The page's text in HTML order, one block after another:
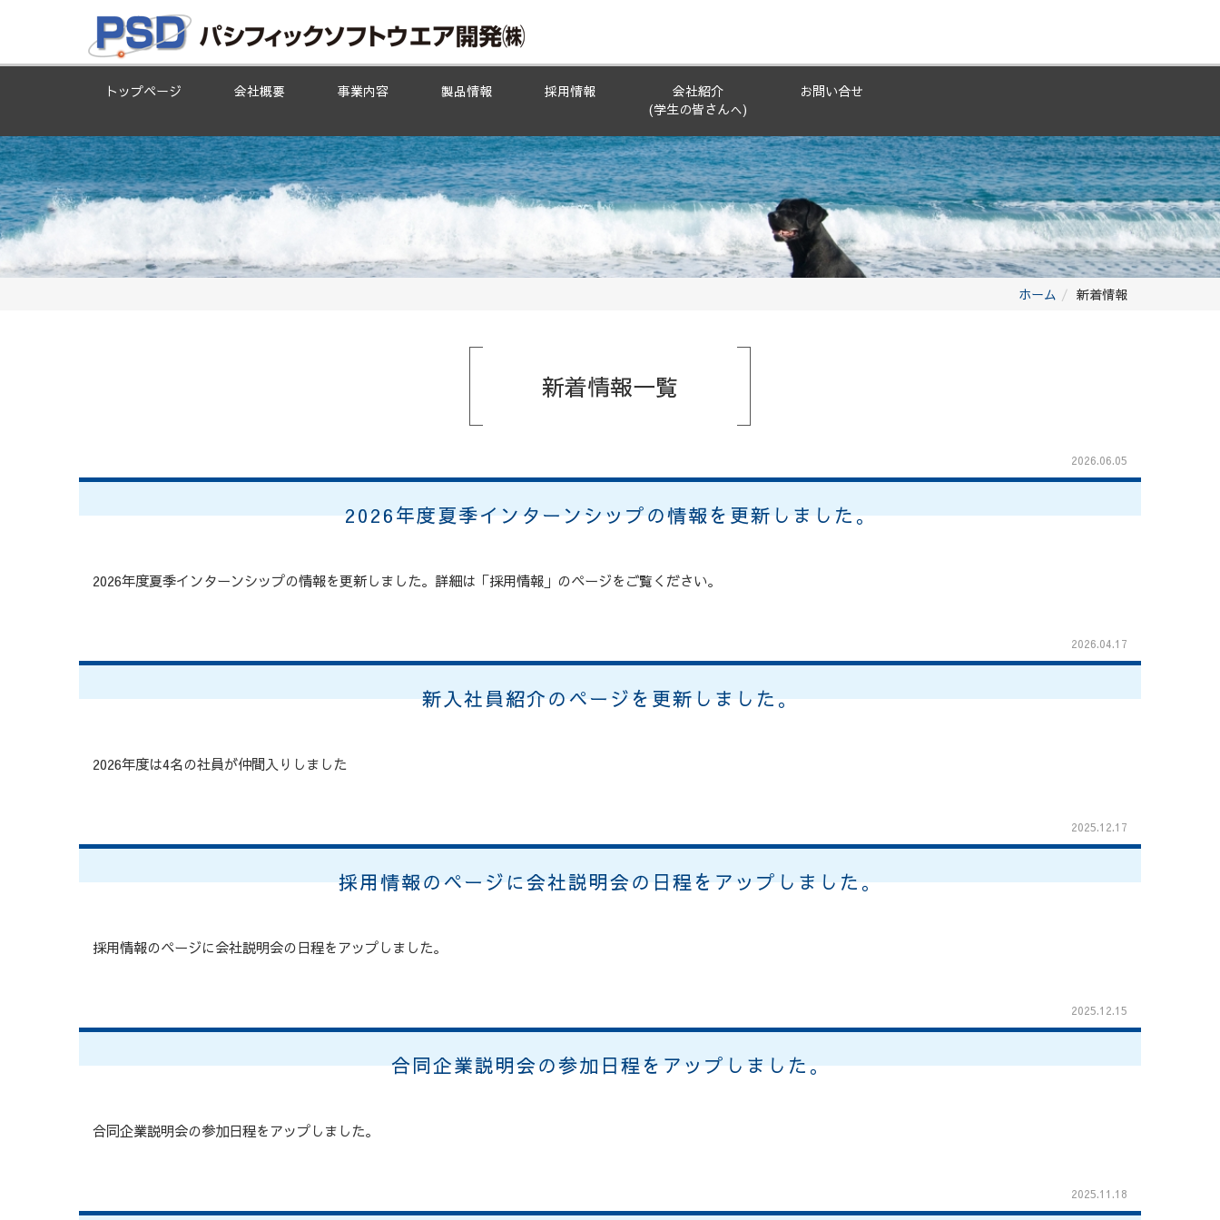
トップページ 会社概要 事業内容 製品情報 採用情報
会社紹介
(学生の皆さんへ)
お問い合せ
ホーム 新着情報
新着情報一覧
2026.06.05
2026年度夏季インターンシップの情報を更新しました。
2026年度夏季インターンシップの情報を更新しました。詳細は「採用情報」のページをご覧ください。
2026.04.17
新入社員紹介のページを更新しました。
2026年度は4名の社員が仲間入りしました
2025.12.17
採用情報のページに会社説明会の日程をアップしました。
採用情報のページに会社説明会の日程をアップしました。
2025.12.15
合同企業説明会の参加日程をアップしました。
合同企業説明会の参加日程をアップしました。
2025.11.18